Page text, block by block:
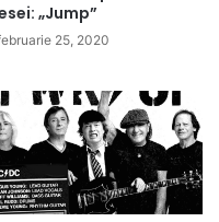
„Jump”
25, 2020